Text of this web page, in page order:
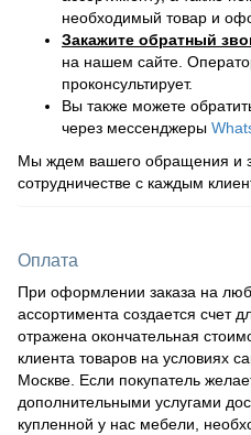
необходимый товар и
Закажите обратный
на нашем сайте.
проконсультирует.
Вы также можете
через мессенджеры
Мы ждем вашего обращения и
сотрудничестве с каждым
Оплата
При оформлении заказа на
ассортимента создается счет
отражена окончательная
клиента товаров на условиях
Москве. Если покупатель
дополнительными услугами
купленной у нас мебели,